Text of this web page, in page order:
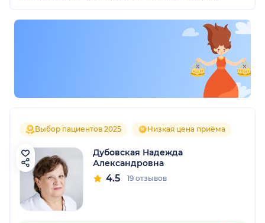
Выбор пациентов 2025 Низкая цена приёма
Дубовская Надежда
Александровна
4.5 19 отзывов